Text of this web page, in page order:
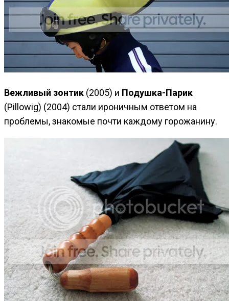
Вежливый зонтик (2005) и Подушка-Парик
(Pillowig) (2004) стали ироничным ответом на
проблемы, знакомые почти каждому горожанину.